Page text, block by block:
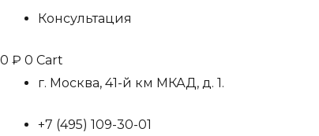
Консультация
0 ₽ 0 Cart
г. Москва, 41-й км МКАД, д. 1.
+7 (495) 109-30-01